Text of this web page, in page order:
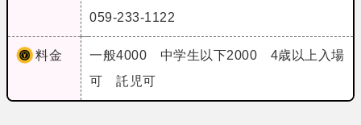
059-233-1122
料金
一般4000 中学生以下2000 4歳以上入場
可 託児可